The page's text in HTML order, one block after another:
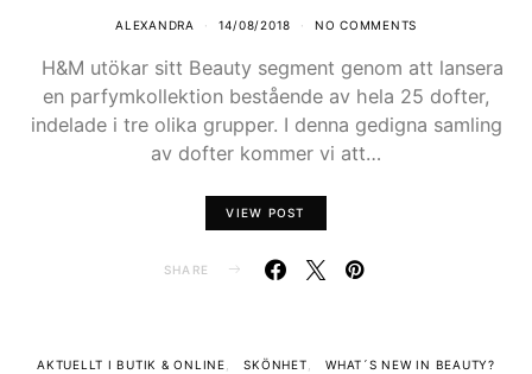
ALEXANDRA 14/08/2018 NO COMMENTS
H&M utökar sitt Beauty segment genom att lansera
en parfymkollektion bestående av hela 25 dofter,
indelade i tre olika grupper. I denna gedigna samling
av dofter kommer vi att…
VIEW POST
SHARE
AKTUELLT I BUTIK & ONLINE SKÖNHET WHAT´S NEW IN BEAUTY?